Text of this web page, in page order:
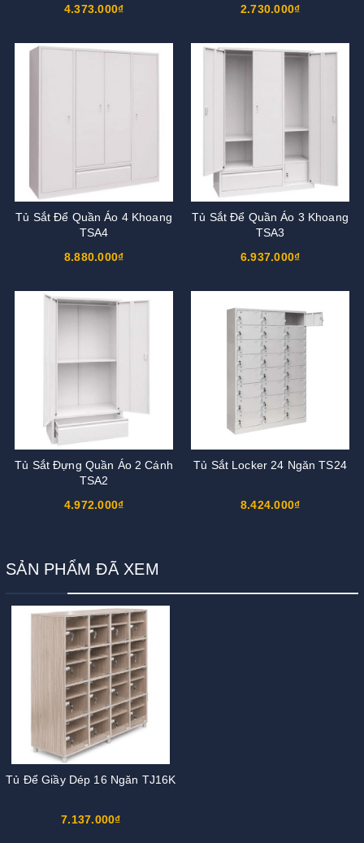
4.373.000₫
2.730.000₫
Tủ Sắt Để Quần Áo 4 Khoang
TSA4
8.880.000₫
Tủ Sắt Để Quần Áo 3 Khoang
TSA3
6.937.000₫
Tủ Sắt Đựng Quần Áo 2 Cánh
TSA2
4.972.000₫
Tủ Sắt Locker 24 Ngăn TS24
8.424.000₫
SẢN PHẨM ĐÃ XEM
Tủ Để Giầy Dép 16 Ngăn TJ16K
7.137.000₫